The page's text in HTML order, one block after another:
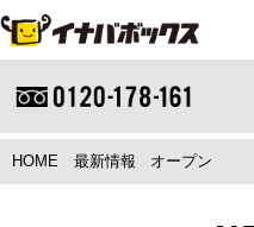
HOME 最新情報 オープン